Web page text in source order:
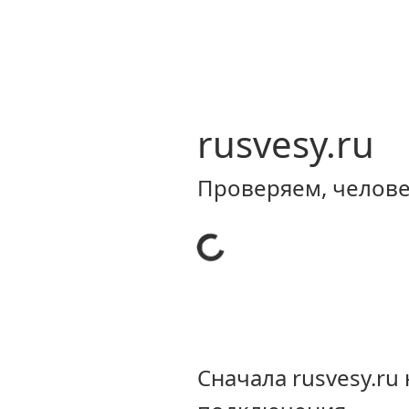
rusvesy.ru
Проверяем,
Сначала